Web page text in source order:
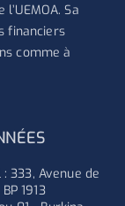
Sa
financiers
comme à
333, Avenue de
1913